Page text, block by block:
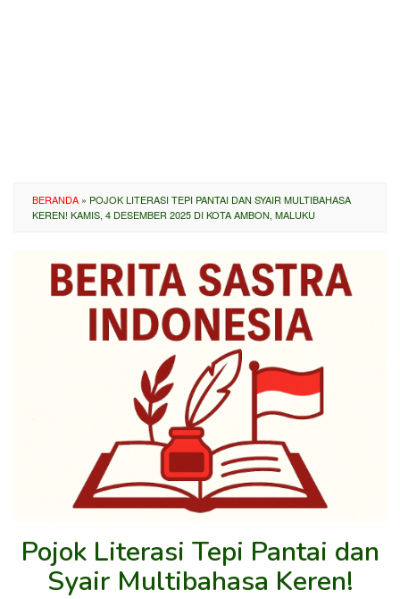
BERANDA » POJOK LITERASI TEPI PANTAI DAN SYAIR MULTIBAHASA
KEREN! KAMIS, 4 DESEMBER 2025 DI KOTA AMBON, MALUKU
Pojok Literasi Tepi Pantai dan
Syair Multibahasa Keren!